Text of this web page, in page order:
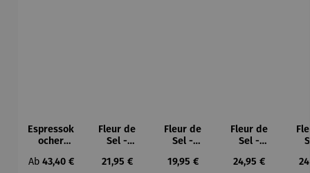
Espressok
ocher
set –
Regulärer Preis:
Ab 43,40 €
Fleur de
Sel -
box
Regulärer Preis:
21,95 €
Fleur de
Sel -
box
Regulärer Preis:
19,95 €
Fleur de
Sel -
box
Regulärer Preis:
24,95 €